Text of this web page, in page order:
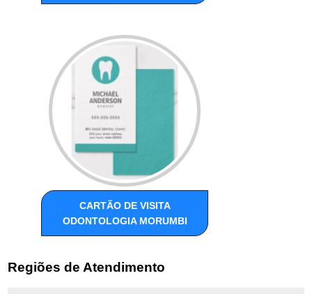
CARTÃO DE VISITA
ODONTOLOGIA MORUMBI
Regiões de Atendimento